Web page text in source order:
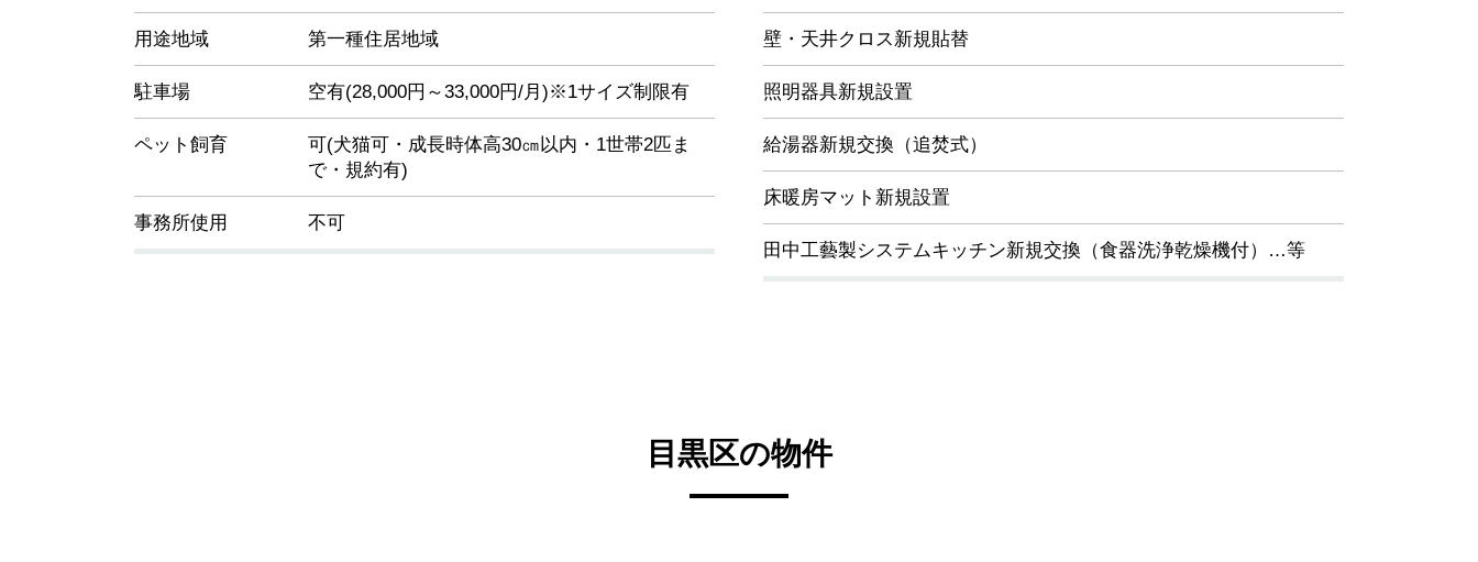
用途地域 第一種住居地域
駐車場 空有(28,000円～33,000円/月)※1サイズ制限有
ペット飼育
可(犬猫可・成長時体高30㎝以内・1世帯2匹ま
で・規約有)
事務所使用 不可
壁・天井クロス新規貼替
照明器具新規設置
給湯器新規交換（追焚式）
床暖房マット新規設置
田中工藝製システムキッチン新規交換（食器洗浄乾燥機付）…等
目黒区の物件